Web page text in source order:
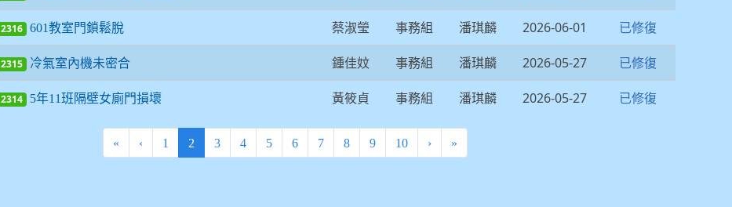
2316 601教室門鎖鬆脫 蔡淑瑩 事務組 潘琪麟 2026-06-01 已修復
2315 冷氣室內機未密合 鍾佳妏 事務組 潘琪麟 2026-05-27 已修復
2314 5年11班隔壁女廁門損壞 黃筱貞 事務組 潘琪麟 2026-05-27 已修復
« ‹ 1 2 (current)
3 4 5 6 7 8 9 10 › »